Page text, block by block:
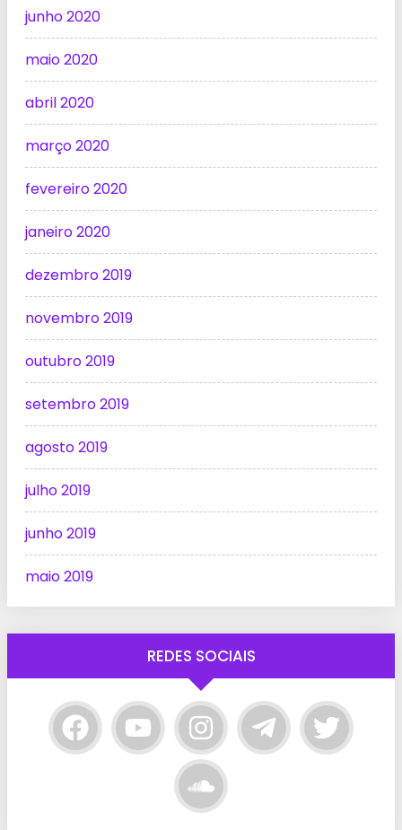
junho 2020
maio 2020
abril 2020
março 2020
fevereiro 2020
janeiro 2020
dezembro 2019
novembro 2019
outubro 2019
setembro 2019
agosto 2019
julho 2019
junho 2019
maio 2019
REDES SOCIAIS